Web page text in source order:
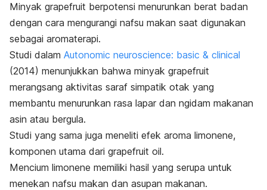
Minyak grapefruit berpotensi menurunkan berat badan
dengan cara mengurangi nafsu makan saat digunakan
sebagai aromaterapi.
Studi dalam Autonomic neuroscience: basic & clinical
(2014) menunjukkan bahwa minyak grapefruit
merangsang aktivitas saraf simpatik otak yang
membantu menurunkan rasa lapar dan ngidam makanan
asin atau bergula.
Studi yang sama juga meneliti efek aroma limonene,
komponen utama dari grapefruit oil.
Mencium limonene memiliki hasil yang serupa untuk
menekan nafsu makan dan asupan makanan.